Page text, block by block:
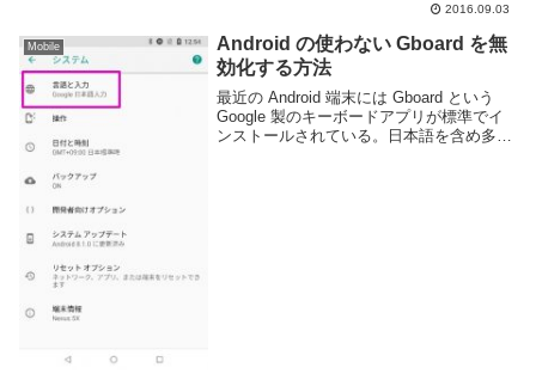
理ボタンは故障すると厄介なパーツでもあ
る。実際に自分の端末も電源ボタンに不具
合が出て押す...
2016.09.03
Mobile
Android の使わない Gboard を無
効化する方法
最近の Android 端末には Gboard という
Google 製のキーボードアプリが標準でイ
ンストールされている。日本語を含め多数